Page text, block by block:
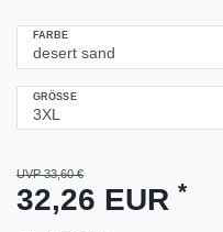
FARBE
GRÖSSE
UVP 33,60 €
32,26 EUR *